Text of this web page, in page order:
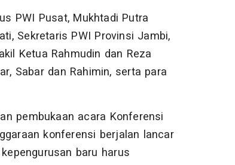
PWI Pusat, Mukhtadi Putra
Sekretaris PWI Provinsi Jambi,
Ketua Rahmudin dan Reza
Sabar dan Rahimin, serta para
pembukaan acara Konferensi
konferensi berjalan lancar
baru harus